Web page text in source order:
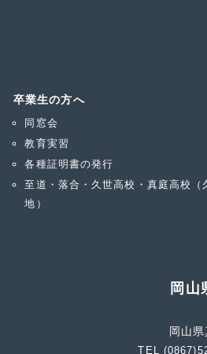
卒業生の方へ
同窓会
教育実習
各種証明書の発行
至道・落合・久世高校・真庭高校（
地）
岡山
岡山
TEL